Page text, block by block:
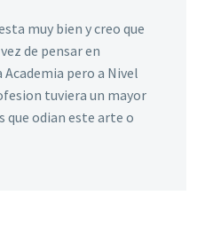
muy bien y creo que
de pensar en
pero a Nivel
tuviera un mayor
que odian este arte o